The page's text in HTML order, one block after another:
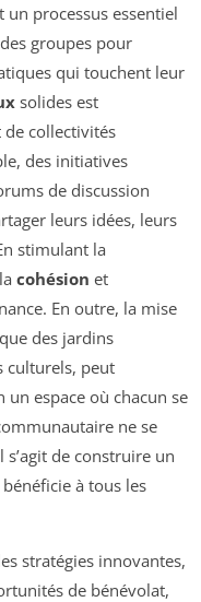
un processus essentiel
groupes pour
qui touchent leur
solides est
collectivités
des initiatives
de discussion
leurs idées, leurs
stimulant la
cohésion et
En outre, la mise
des jardins
culturels, peut
espace où chacun se
ne se
de construire un
à tous les
stratégies innovantes,
de bénévolat,